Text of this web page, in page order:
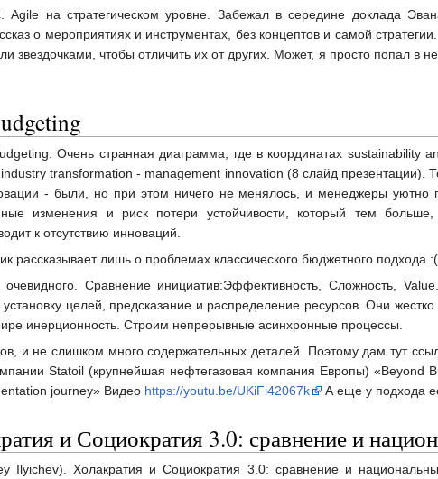
на стратегическом уровне. Забежал в середине доклада
о мероприятиях и инструментах, без концептов и самой
звездочками, чтобы отличить их от других. Может, я просто попал в
Очень странная диаграмма, где в координатах sustainability
transformation - management innovation (8 слайд презентации).
- были, но при этом ничего не менялось, и менеджеры уютно
изменения и риск потери устойчивости, который тем
к отсутствию инноваций.
рассказывает лишь о проблемах классического бюджетного подхода :(
Сравнение инициатив:Эффективность, Сложность,
целей, предсказание и распределение ресурсов. Они
инерционность. Строим непрерывные асинхронные процессы.
и не слишком много содержательных деталей. Поэтому дам тут
Statoil (крупнейшая нефтегазовая компания Европы)
journey» Видео https://youtu.be/UKiFi42067k А еще у подхода
и Социократия 3.0: сравнение и
Ilyichev). Холакратия и Социократия 3.0: сравнение и